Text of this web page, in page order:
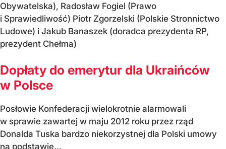
Obywatelska), Radosław Fogiel (Prawo
i Sprawiedliwość) Piotr Zgorzelski (Polskie Stronnictwo
Ludowe) i Jakub Banaszek (doradca prezydenta RP,
prezydent Chełma)
Dopłaty do emerytur dla Ukraińców
w Polsce
Posłowie Konfederacji wielokrotnie alarmowali
w sprawie zawartej w maju 2012 roku przez rząd
Donalda Tuska bardzo niekorzystnej dla Polski umowy
na podstawie...